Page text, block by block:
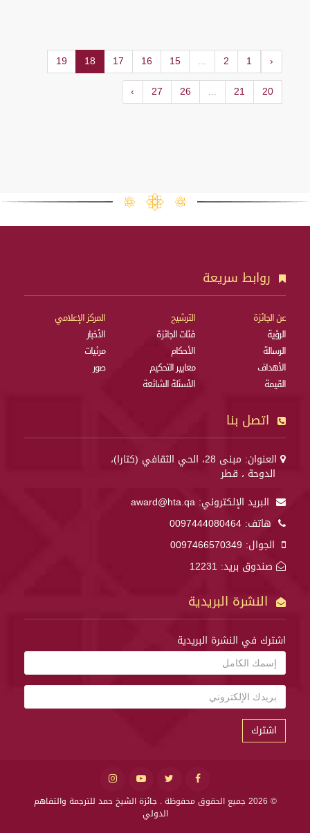
‹
1
2
...
15
16
17
18
19
20
21
...
26
27
›
روابط سريعة
عن الجائزة
الرؤية
الرسالة
الأهداف
القيمة
الترشيح
فئات الجائزة
الأحكام
معايير التحكيم
الأسئلة الشائعة
المركز الإعلامي
الأخبار
مرئيات
صور
اتصل بنا
العنوان: مبنى 28، الحي الثقافي (كتارا)،
الدوحة ، قطر
البريد الإلكتروني: award@hta.qa
هاتف: 0097444080464
الجوال: 0097466570349
صندوق بريد: 12231
النشرة البريدية
اشترك في النشرة البريدية
اشترك
© 2026 جميع الحقوق محفوظة .
جائزة الشيخ حمد للترجمة والتفاهم
الدولي